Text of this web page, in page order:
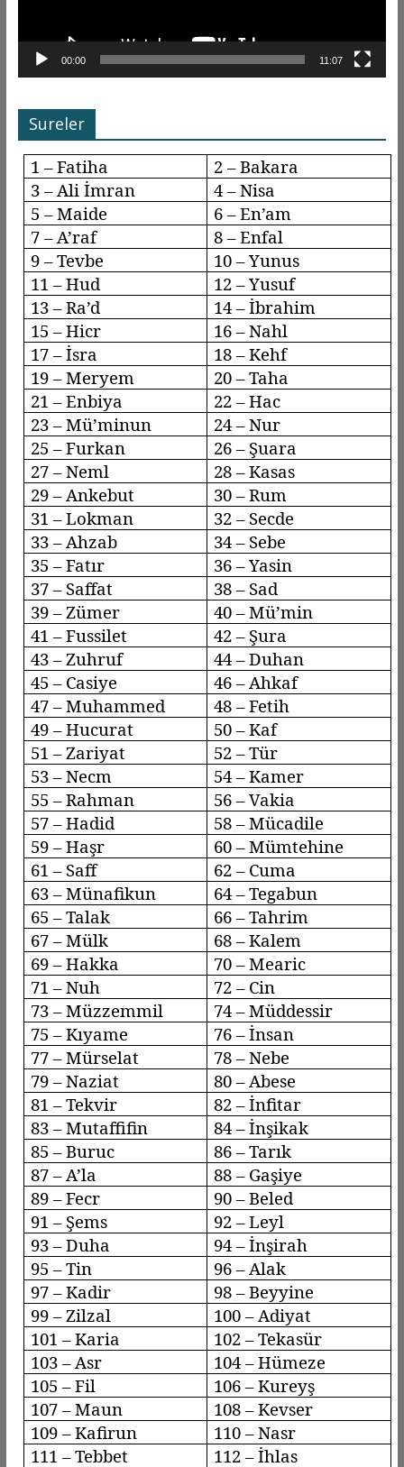
00:00 11:07
Sureler
1 – Fatiha
2 – Bakara
3 – Ali İmran
4 – Nisa
5 – Maide
6 –En’am
7 – A’raf 8 –Enfal
9 –Tevbe
10 – Yunus
11 – Hud
12 – Yusuf
13 –Ra’d
14 – İbrahim
15 –Hicr 16 –Nahl
17 –İsra 18 –Kehf
19 – Meryem
20 – Taha
21 – Enbiya
22 – Hac
23 –Mü’minun
24 – Nur
25 – Furkan
26 – Şuara
27 –Neml 28 –Kasas
29 – Ankebut
30 – Rum
31 – Lokman
32 – Secde
33 – Ahzab 34 – Sebe
35 –Fatır
36 – Yasin
37 – Saffat
38 – Sad
39 – Zümer 40 –Mü’min
41 –Fussilet
42 – Şura
43 – Zuhruf 44 –Duhan
45 – Casiye 46 – Ahkaf
47 – Muhammed
48 – Fetih
49 –Hucurat
50 – Kaf
51 – Zariyat
52 – Tür
53 –Necm
54 – Kamer
55 – Rahman
56 –Vakia
57 –Hadid 58 –Mücadile
59 –Haşr 60 –Mümtehine
61 – Saff
62 – Cuma
63 –Münafikun 64 –Tegabun
65 – Talak
66 –Tahrim
67 – Mülk
68 – Kalem
69 – Hakka
70 –Mearic
71 – Nuh
72 – Cin
73 –Müzzemmil 74 –Müddessir
75 –Kıyame
76 – İnsan
77 –Mürselat 78 –Nebe
79 –Naziat
80 – Abese
81 –Tekvir 82 –İnfitar
83 –Mutaffifin 84 –İnşikak
85 –Buruc
86 – Tarık
87 – A’la 88 – Gaşiye
89 –Fecr 90 –Beled
91 – Şems
92 –Leyl
93 –Duha
94 – İnşirah
95 – Tin
96 – Alak
97 – Kadir
98 –Beyyine
99 – Zilzal 100 – Adiyat
101 – Karia
102 –Tekasür
103 – Asr 104 –Hümeze
105 – Fil
106 –Kureyş
107 – Maun
108 – Kevser
109 –Kafirun 110 –Nasr
111 –Tebbet 112 – İhlas